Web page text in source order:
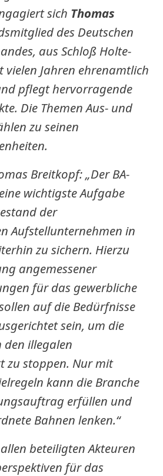
sich Thomas
des Deutschen
aus Schloß Holte-
vielen Jahren ehrenamtlich
pflegt hervorragende
Die Themen Aus- und
zu seinen
Breitkopf: „Der BA-
wichtigste Aufgabe
der
Aufstellunternehmen in
zu sichern. Hierzu
angemessener
für das gewerbliche
auf die Bedürfnisse
sein, um die
illegalen
zu stoppen. Nur mit
kann die Branche
erfüllen und
Bahnen lenken.“
beteiligten Akteuren
für das